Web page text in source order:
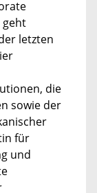
geht
letzten
die
sowie der
für
und